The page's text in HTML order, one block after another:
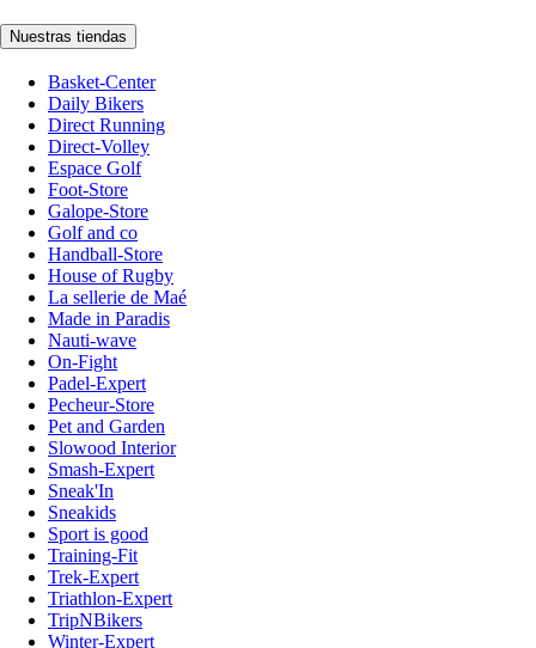
Nuestras tiendas
Basket-Center
Daily Bikers
Direct Running
Direct-Volley
Espace Golf
Foot-Store
Galope-Store
Golf and co
Handball-Store
House of Rugby
La sellerie de Maé
Made in Paradis
Nauti-wave
On-Fight
Padel-Expert
Pecheur-Store
Pet and Garden
Slowood Interior
Smash-Expert
Sneak'In
Sneakids
Sport is good
Training-Fit
Trek-Expert
Triathlon-Expert
TripNBikers
Winter-Expert